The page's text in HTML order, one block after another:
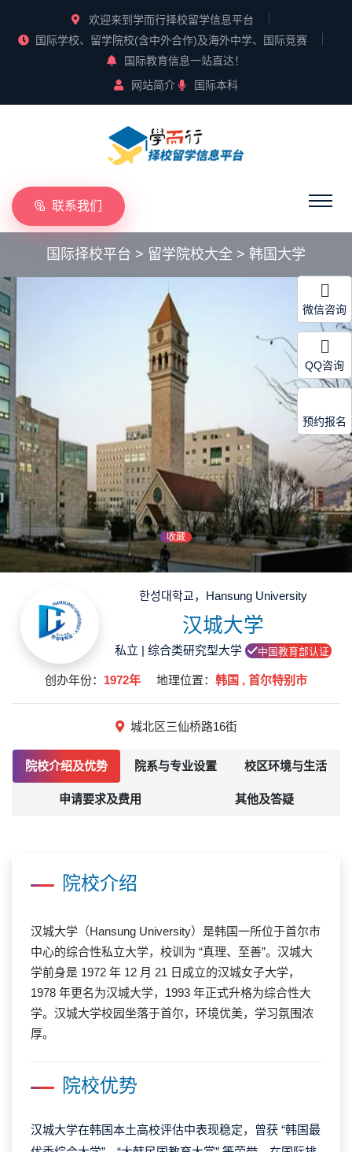
欢迎来到学而行择校留学信息平台
国际学校、留学院校(含中外合作)及海外中学、国际竞赛
国际教育信息一站直达！
网站简介
国际本科
联系我们
国际择校平台 > 留学院校大全 > 韩国大学
收藏
한성대학교，Hansung University
汉城大学
私立 | 综合类研究型大学 中国教育部认证
创办年份： 1972年 地理位置： 韩国 , 首尔特别市
城北区三仙桥路16街
院校介绍及优势 院系与专业设置 校区环境与生活
申请要求及费用 其他及答疑
院校介绍
汉城大学（Hansung University）是韩国一所位于首尔市
中心的综合性私立大学，校训为 “真理、至善”。汉城大
学前身是 1972 年 12 月 21 日成立的汉城女子大学，
1978 年更名为汉城大学，1993 年正式升格为综合性大
学。 汉城大学校园坐落于首尔，环境优美，学习氛围浓
厚。
院校优势
汉城大学在韩国本土高校评估中表现稳定，曾获 “韩国最
微信咨询
QQ咨询
预约报名